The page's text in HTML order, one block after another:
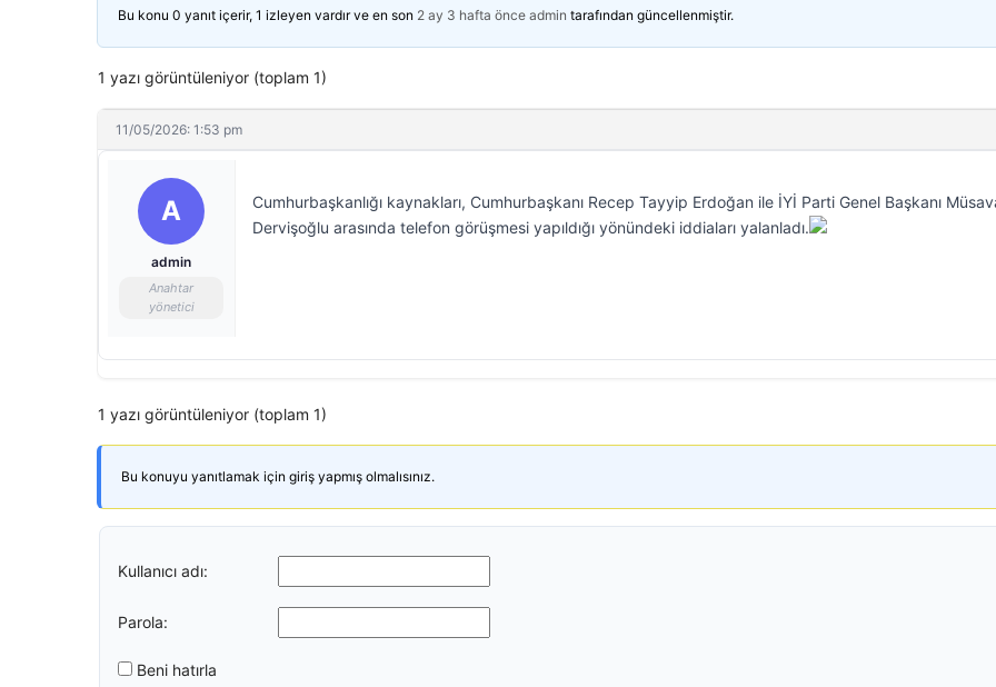
Bu konu 0 yanıt içerir, 1 izleyen vardır ve en son 2 ay 3 hafta önce admin tarafından güncellenmiştir.
1 yazı görüntüleniyor (toplam 1)
11/05/2026: 1:53 pm
A
admin
Anahtar
yönetici
Cumhurbaşkanlığı kaynakları, Cumhurbaşkanı Recep Tayyip Erdoğan ile İYİ Parti Genel Başkanı
Dervişoğlu arasında telefon görüşmesi yapıldığı yönündeki iddiaları yalanladı.
1 yazı görüntüleniyor (toplam 1)
Bu konuyu yanıtlamak için giriş yapmış olmalısınız.
Kullanıcı adı:
Parola:
Beni hatırla